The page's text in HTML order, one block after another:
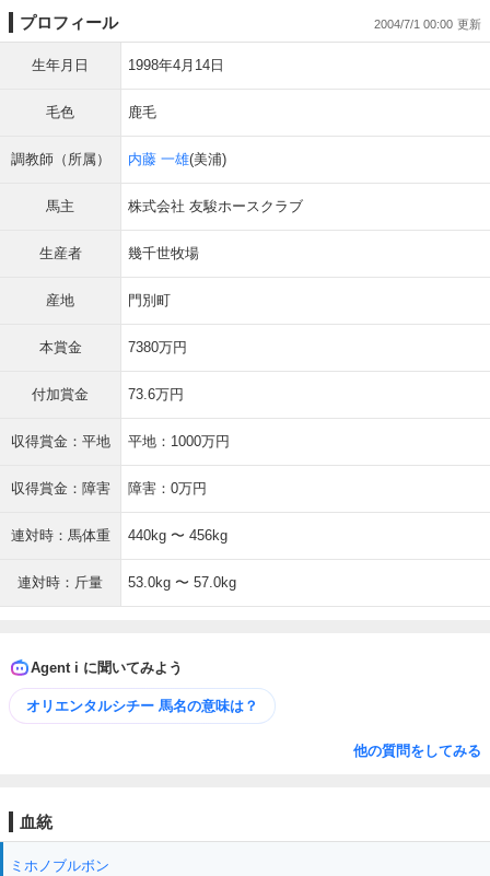
プロフィール 2004/7/1 00:00
生年月日 1998年4月14日
毛色 鹿毛
調教師（所属） 内藤 一雄(美浦)
馬主 株式会社 友駿ホースクラブ
生産者 幾千世牧場
産地 門別町
本賞金 7380万円
付加賞金 73.6万円
収得賞金：平地 平地：1000万円
収得賞金：障害 障害：0万円
連対時：馬体重 440kg 〜 456kg
連対時：斤量 53.0kg 〜 57.0kg
Agent i に聞いてみよう
オリエンタルシチー 馬名の意味は？
他の質問をしてみる
血統
ミホノブルボン